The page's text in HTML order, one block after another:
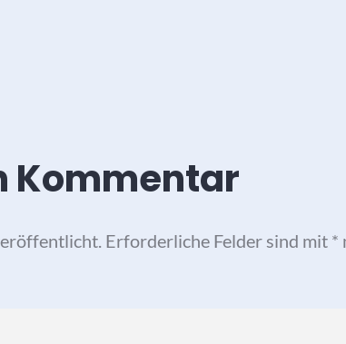
Kommentar
Erforderliche Felder sind mit *